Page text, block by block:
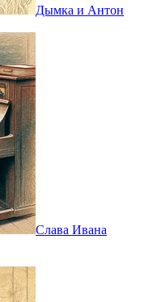
Дымка и Антон
Слава Ивана